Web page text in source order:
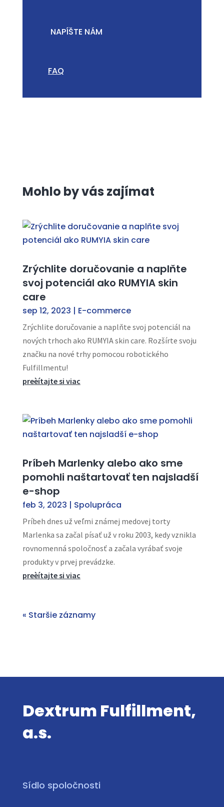
NAPÍŠTE NÁM
FAQ
Mohlo by vás zajímat
Zrýchlite doručovanie a naplňte
svoj potenciál ako RUMYIA skin
care
sep 12, 2023 | E-commerce
Zrýchlite doručovanie a naplňte svoj potenciál na
nových trhoch ako RUMYIA skin care. Rozšírte svoju
značku na nové trhy pomocou robotického
Fulfillmentu!
preèítajte si viac
Príbeh Marlenky alebo ako sme
pomohli naštartovať ten najsladší
e-shop
feb 3, 2023 | Spolupráca
Príbeh dnes už veľmi známej medovej torty
Marlenka sa začal písať už v roku 2003, kedy vznikla
rovnomenná spoločnosť a začala vyrábať svoje
produkty v prvej prevádzke.
preèítajte si viac
« Staršie záznamy
Dextrum Fulfillment,
a.s.
Sídlo spoločnosti